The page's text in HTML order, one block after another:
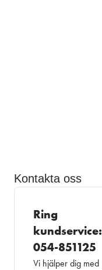
Kontakta oss
Ring
kundservice:
054-851125
Vi hjälper dig med